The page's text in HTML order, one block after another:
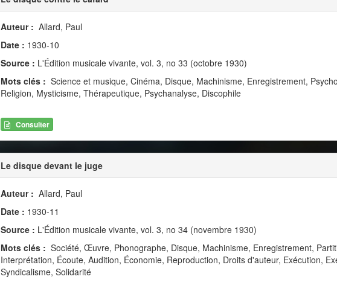
Auteur : Allard, Paul
Date : 1930-10
Source : L'Édition musicale vivante, vol. 3, no 33 (octobre 1930)
Mots clés : Science et musique, Cinéma, Disque, Machinisme, Enregistrement,
Religion, Mysticisme, Thérapeutique, Psychanalyse, Discophile
Consulter
Le disque devant le juge
Auteur : Allard, Paul
Date : 1930-11
Source : L'Édition musicale vivante, vol. 3, no 34 (novembre 1930)
Mots clés : Société, Œuvre, Phonographe, Disque, Machinisme, Enregistrement,
Interprétation, Écoute, Audition, Économie, Reproduction, Droits d'auteur, Exécution,
Syndicalisme, Solidarité